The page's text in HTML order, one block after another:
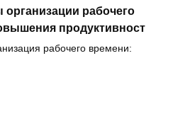
рабочего
продуктивност
рабочего времени: